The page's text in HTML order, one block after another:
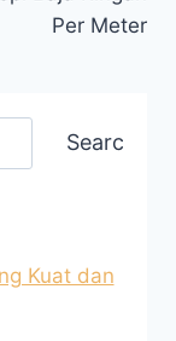
Per Meter
Search
Kuat dan